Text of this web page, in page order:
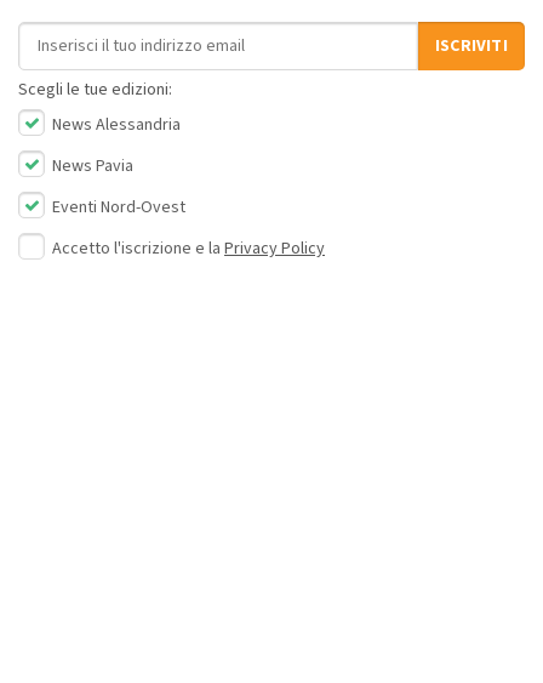
Indirizzo email
ISCRIVITI
Scegli le tue edizioni:
News Alessandria
News Pavia
Eventi Nord-Ovest
Accetto l'iscrizione e la Privacy Policy